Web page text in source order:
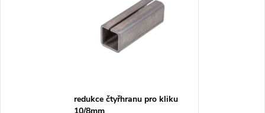
redukce čtyřhranu pro kliku